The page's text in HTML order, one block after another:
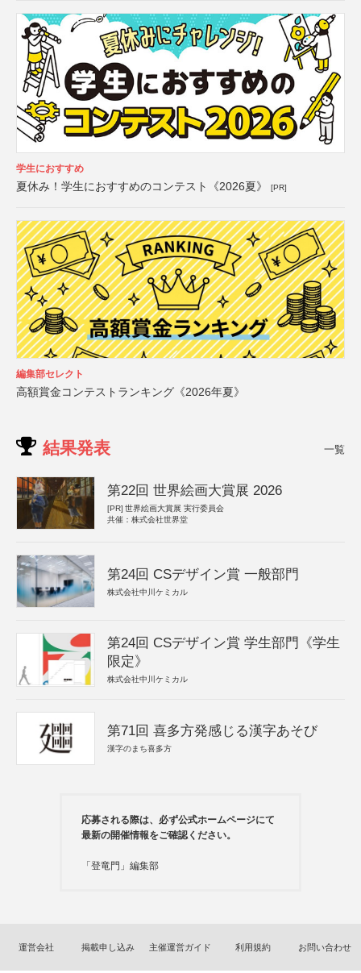
学生におすすめ
夏休み！学生におすすめのコンテスト《2026夏》 [PR]
編集部セレクト
高額賞金コンテストランキング《2026年夏》
結果発表 一覧
第22回 世界絵画大賞展 2026
[PR] 世界絵画大賞展 実行委員会
共催：株式会社世界堂
第24回 CSデザイン賞 一般部門
株式会社中川ケミカル
第24回 CSデザイン賞 学生部門《学生
限定》
株式会社中川ケミカル
第71回 喜多方発感じる漢字あそび
漢字のまち喜多方
応募される際は、必ず公式ホームページにて
最新の開催情報をご確認ください。
「登竜門」編集部
運営会社 掲載申し込み 主催運営ガイド 利用規約 お問い合わせ